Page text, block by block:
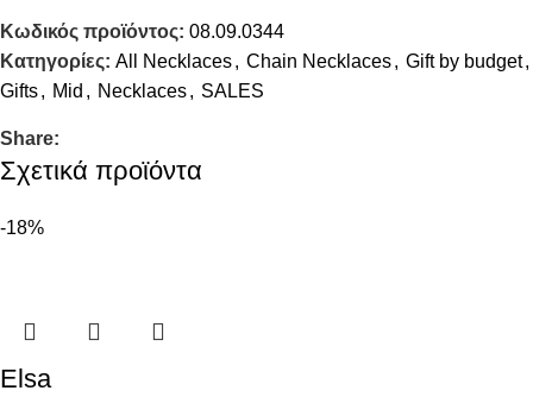
Κωδικός προϊόντος: 08.09.0344
Κατηγορίες: All Necklaces, Chain Necklaces, Gift by budget,
Gifts, Mid , Necklaces, SALES
Share:
Σχετικά προϊόντα
-18%
Elsa